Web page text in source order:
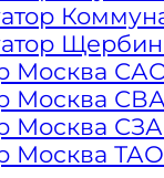
Москва
Москва
Москва
Москва ТАО